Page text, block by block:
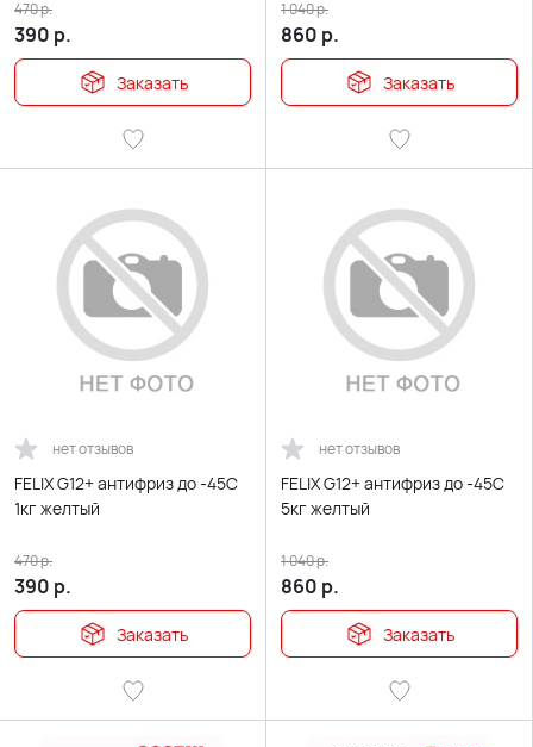
390 р.
470р.
Заказать
860 р.
1 040р.
Заказать
нет отзывов
FELIX G12+ антифриз до -45С
1кг желтый
390 р.
470р.
Заказать
нет отзывов
FELIX G12+ антифриз до -45С
5кг желтый
860 р.
1 040р.
Заказать